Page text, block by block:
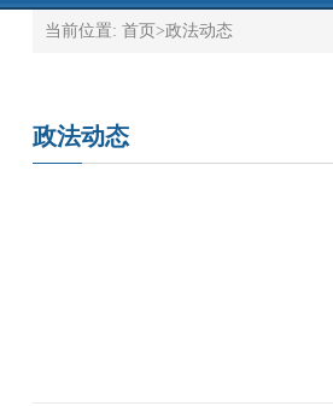
当前位置: 首页 >政法动态
政法动态